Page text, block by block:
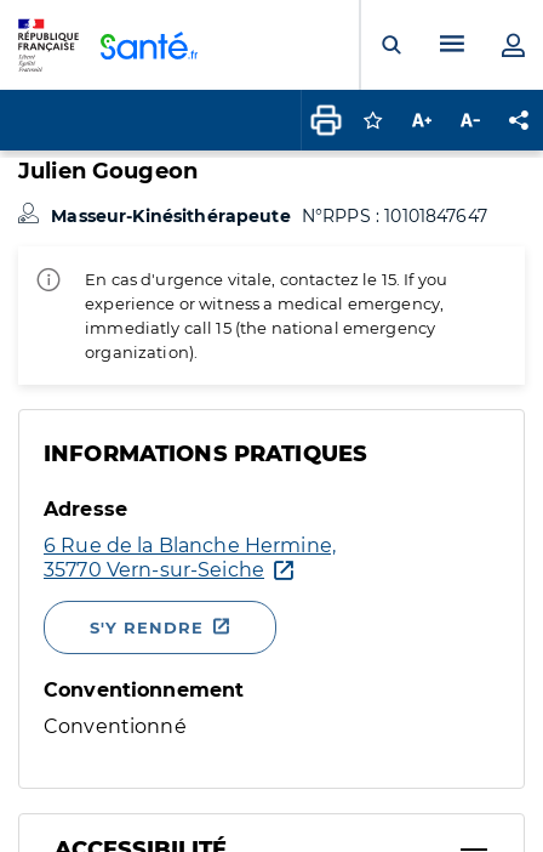
Ouvrir laMenu
Connectez-vous
Augmenter la
Julien Gougeon
Masseur-Kinésithérapeute N°RPPS : 10101847647
En cas d'urgence vitale, contactez le 15. If you
experience or witness a medical emergency,
immediatly call 15 (the national emergency
organization).
INFORMATIONS PRATIQUES
Adresse
6 Rue de la Blanche Hermine,
35770 Vern-sur-Seiche
S'Y RENDRE
Conventionnement
Conventionné